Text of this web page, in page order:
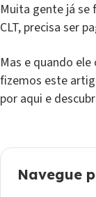
Muita gente já se
CLT, precisa ser
Mas e quando
fizemos este
por aqui e
Navegue